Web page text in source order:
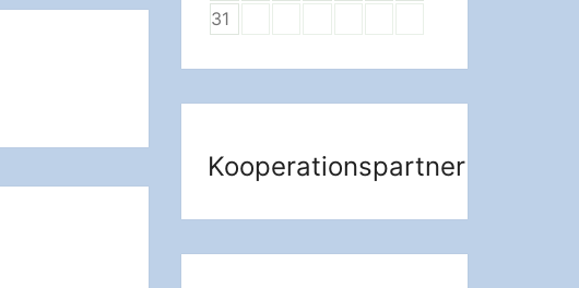
31
Kooperationspartner